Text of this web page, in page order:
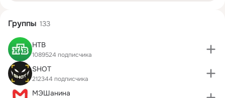
Группы 133
НТВ
1089524 подписчика
SHOT
212344 подписчика
МЭШанина